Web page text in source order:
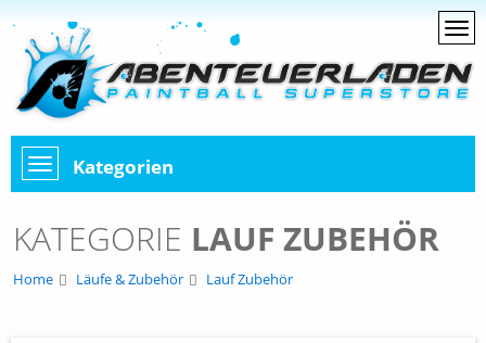
Kategorien
KATEGORIE LAUF ZUBEHÖR
Home Läufe & Zubehör Lauf Zubehör